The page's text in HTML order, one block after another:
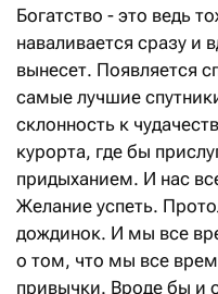
Богатство - это ведь
наваливается сразу и
вынесет. Появляется
самые лучшие
склонность к
курорта, где бы
придыханием. И нас
Желание успеть.
дождинок. И мы все
о том, что мы все
привычки. Вроде бы и